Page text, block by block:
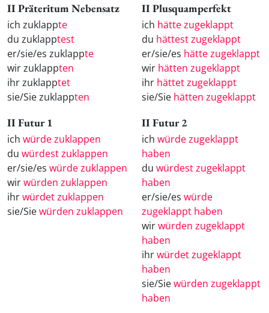
II Präteritum Nebensatz
ich zuklappte
du zuklapptest
er/sie/es zuklappte
wir zuklappten
ihr zuklapptet
sie/Sie zuklappten
II Plusquamperfekt
ich hätte zugeklappt
du hättest zugeklappt
er/sie/es hätte zugeklappt
wir hätten zugeklappt
ihr hättet zugeklappt
sie/Sie hätten zugeklappt
II Futur 1
ich würde zuklappen
du würdest zuklappen
er/sie/es würde zuklappen
wirwürden zuklappen
ihrwürdet zuklappen
sie/Siewürden zuklappen
II Futur 2
ich würde zugeklappt
haben
du würdest zugeklappt
haben
er/sie/es würde
zugeklappt haben
wirwürden zugeklappt
haben
ihrwürdet zugeklappt
haben
sie/Siewürden zugeklappt
haben